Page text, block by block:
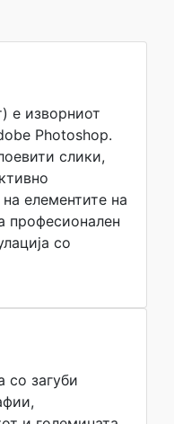
е изворниот
Photoshop.
слики,
елементите на
професионален
со
со загуби